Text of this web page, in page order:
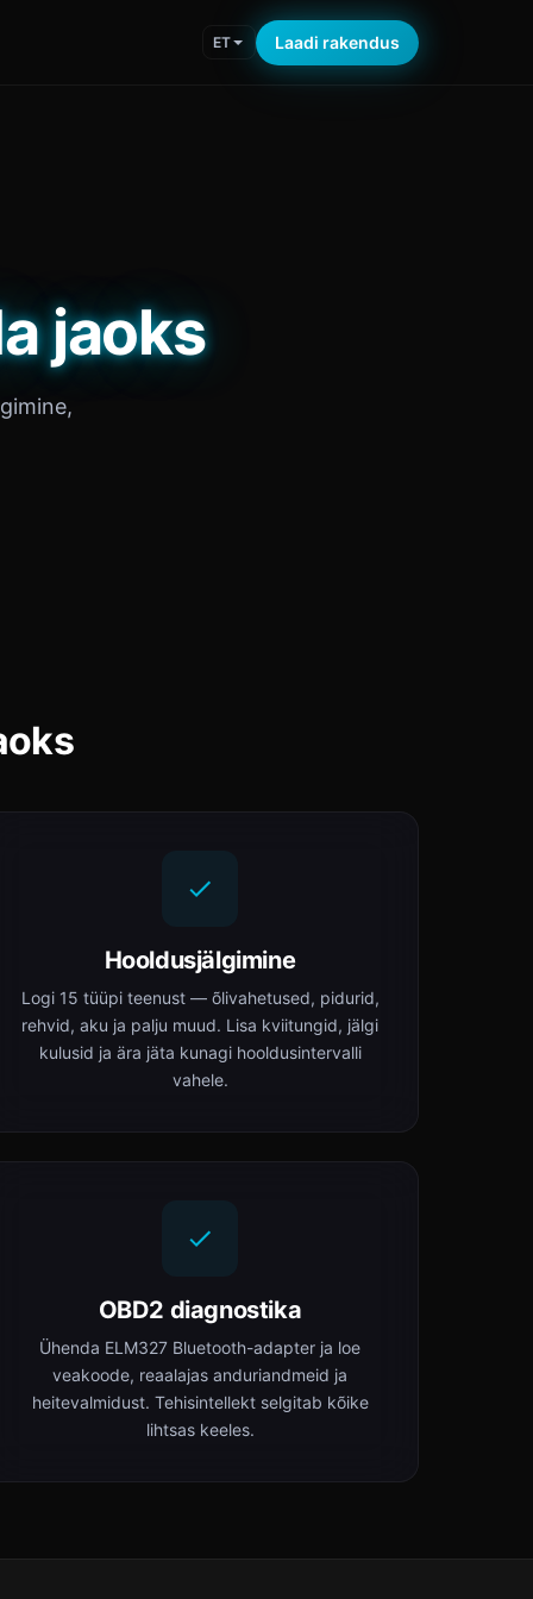
ET Laadi rakendus
jaoks
Hooldusjälgimine
Logi 15 tüüpi teenust — õlivahetused, pidurid,
rehvid, aku ja palju muud. Lisa kviitungid, jälgi
kulusid ja ära jäta kunagi hooldusintervalli
vahele.
OBD2 diagnostika
Ühenda ELM327 Bluetooth-adapter ja loe
veakoode, reaalajas anduriandmeid ja
heitevalmidust. Tehisintellekt selgitab kõike
lihtsas keeles.